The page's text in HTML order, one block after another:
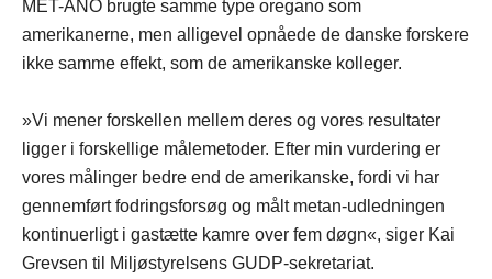
MET-ANO brugte samme type oregano som
amerikanerne, men alligevel opnåede de danske forskere
ikke samme effekt, som de amerikanske kolleger.
»Vi mener forskellen mellem deres og vores resultater
ligger i forskellige målemetoder. Efter min vurdering er
vores målinger bedre end de amerikanske, fordi vi har
gennemført fodringsforsøg og målt metan-udledningen
kontinuerligt i gastætte kamre over fem døgn«, siger Kai
Grevsen til Miljøstyrelsens GUDP-sekretariat.